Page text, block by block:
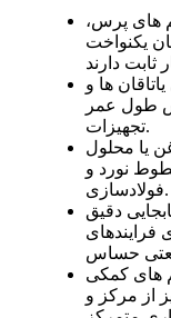
های پرس،
یکنواخت
ها و
طول عمر
تجهیزات.
یا محلول
نورد و
فولادسازی.
دقیق
فرایندهای
های کمکی
از مرکز و